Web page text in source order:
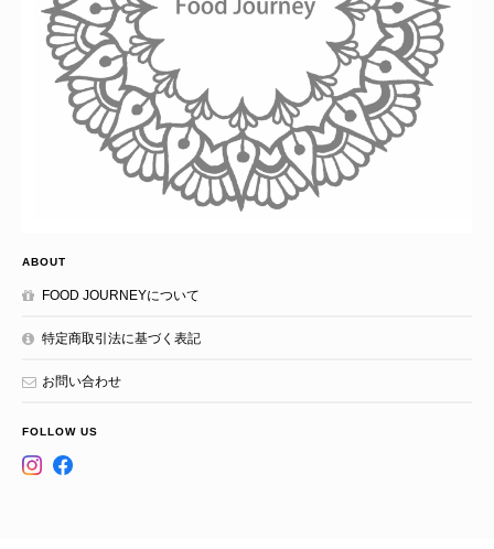
ABOUT
FOOD JOURNEYについて
特定商取引法に基づく表記
お問い合わせ
FOLLOW US